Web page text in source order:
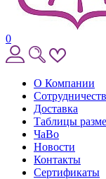
0
О Компании
Доставка
Таблицы
ЧаВо
Новости
Контакты
Сертификаты